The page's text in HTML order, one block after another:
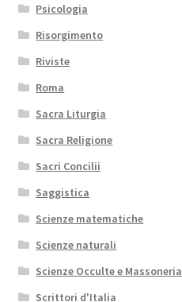
Psicologia
Risorgimento
Riviste
Roma
Sacra Liturgia
Sacra Religione
Sacri Concilii
Saggistica
Scienze matematiche
Scienze naturali
Scienze Occulte e Massoneria
Scrittori d'Italia